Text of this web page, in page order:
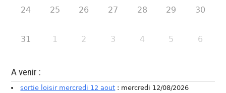
24 25 26 27 28 29 30
31 1 2 3 4 5 6
A venir :
sortie loisir mercredi 12 aout : mercredi 12/08/2026